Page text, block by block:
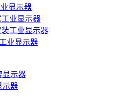
显示器
工业显示器
装工业显示器
业显示器
显示器
示器